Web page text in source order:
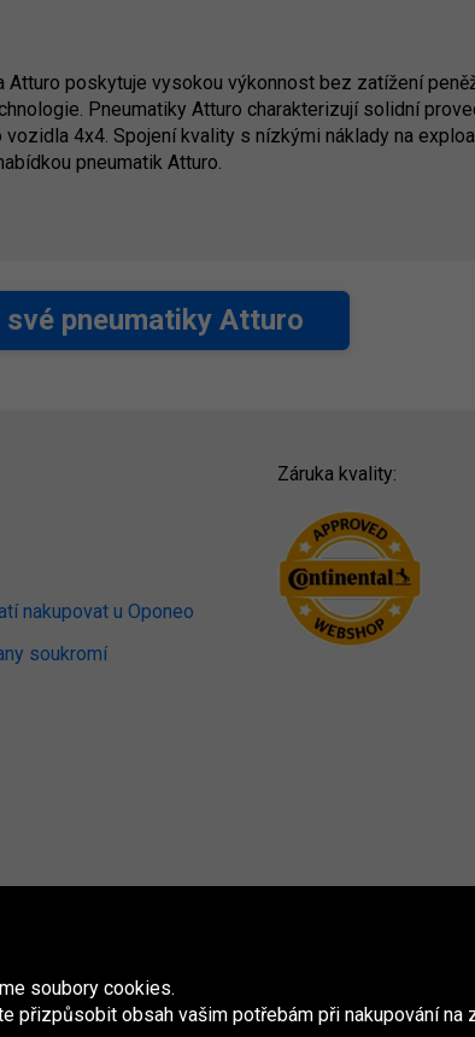
poskytuje vysokou výkonnost bez zatížení
Pneumatiky Atturo charakterizují solidní
4x4. Spojení kvality s nízkými náklady na
pneumatik Atturo.
pneumatiky Atturo
nakupovat u Oponeo
soukromí
Záruka kvality:
soubory cookies.
přizpůsobit obsah vašim potřebám při nakupování na